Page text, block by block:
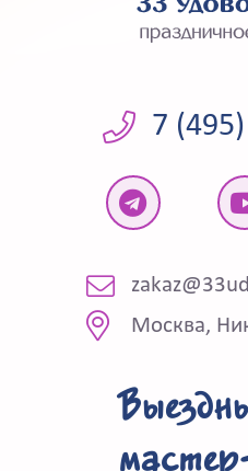
7
Москва,